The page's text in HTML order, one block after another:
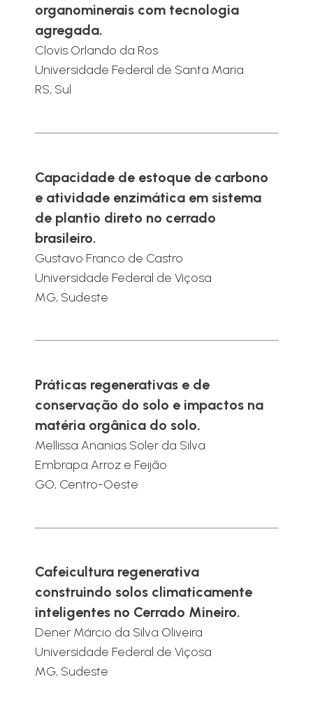
organominerais com tecnologia
agregada.
Clovis Orlando da Ros
Universidade Federal de Santa Maria
RS, Sul
Capacidade de estoque de carbono
e atividade enzimática em sistema
de plantio direto no cerrado
brasileiro.
Gustavo Franco de Castro
Universidade Federal de Viçosa
MG, Sudeste
Práticas regenerativas e de
conservação do solo e impactos na
matéria orgânica do solo.
Mellissa Ananias Soler da Silva
Embrapa Arroz e Feijão
GO, Centro-Oeste
Cafeicultura regenerativa
construindo solos climaticamente
inteligentes no Cerrado Mineiro.
Dener Márcio da Silva Oliveira
Universidade Federal de Viçosa
MG, Sudeste